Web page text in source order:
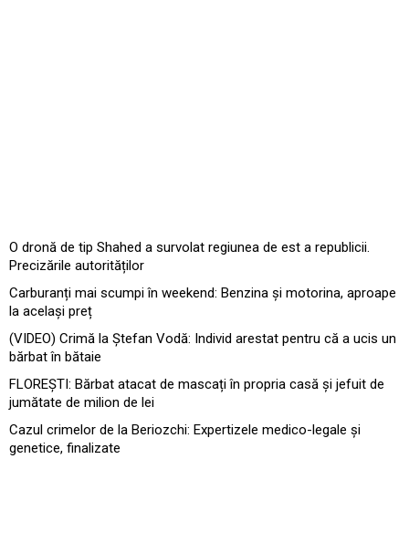
O dronă de tip Shahed a survolat regiunea de est a republicii.
Precizările autorităților
Carburanți mai scumpi în weekend: Benzina și motorina, aproape
la același preț
(VIDEO) Crimă la Ștefan Vodă: Individ arestat pentru că a ucis un
bărbat în bătaie
FLOREȘTI: Bărbat atacat de mascați în propria casă și jefuit de
jumătate de milion de lei
Cazul crimelor de la Beriozchi: Expertizele medico-legale și
genetice, finalizate